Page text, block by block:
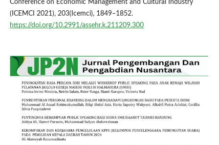
Conference on Economic Management and Cultural Industry
(ICEMCI 2021), 203(Icemci), 1849–1852.
https://doi.org/10.2991/assehr.k.211209.300